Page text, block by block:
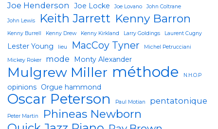
Joe Henderson Joe Locke Joe Lovano John Coltrane
John Lewis Keith Jarrett Kenny Barron
Kenny Burrell Kenny Drew Kenny Kirkland Larry Goldings Laurent Cugny
Lester Young lieu MacCoy Tyner Michel Petrucciani
Mickey Roker mode Monty Alexander
Mulgrew Miller méthode N.H.O.P
opinions Orgue hammond
Oscar Peterson Paul Motian pentatonique
Peter Martin Phineas Newborn